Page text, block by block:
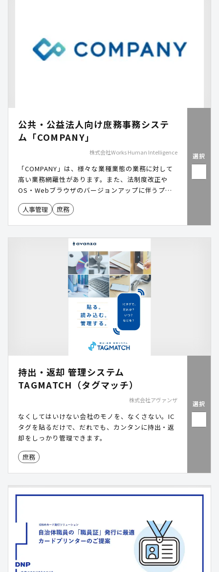
公共・公益法人向け庶務事務システ
ム「COMPANY」
株式会社Works Human Intelligence
「COMPANY」は、様々な業種業態の業務に対して
高い業務網羅性があります。また、法制度改正や
OS・Webブラウザのバージョンアップに伴うプロ
グラム改修コストを0にできるパッケージソフトウ
ェアです。
人事管理 庶務
選択
持出・返却 管理システム
TAGMATCH（タグマッチ）
株式会社アヴァンザ
なくしてはいけない会社のモノを、なくさない。IC
タグを貼るだけで、だれでも、カンタンに持出・返
却をしっかり管理できます。
庶務
選択